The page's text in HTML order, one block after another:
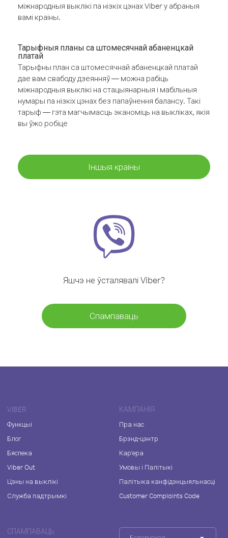
міжнародныя выклікі па нізкіх цэнах Viber у абраныя
вамі краіны.
Тарыфныя планы са штомесячнай абаненцкай
платай
Тарыфны план са штомесячнай абаненцкай платай
дае вам свабоду дзеянняў — можна рабіць
міжнародныя выклікі на стацыянарныя і мабільныя
нумары па нізкіх цэнах без папаўнення балансу. Такі
тарыф — гэта магчымасць эканоміць на выкліках, якія
вы ўжо робіце
Іншыя краіны
Яшчэ не ўсталявалі Viber?
Спампаваць
VIBER
Функцыі
Блог
Бяспека
Viber Out
Цэны на выклікі
Служба падтрымкі
КАМПАНІЯ
Пра нас
Брэнд-цэнтр
Кар'ера
Умовы і Палітыкі
Палітыка канфідэнцыяльнасці
Customer Complaints Code
СПАМПАВАЦЬ